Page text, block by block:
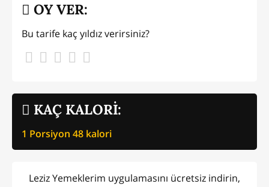
KAÇ KALORİ:
1 Porsiyon 48 kalori
OY VER:
Bu tarife kaç yıldız verirsiniz?
Leziz Yemeklerim uygulamasını ücretsiz indirin,